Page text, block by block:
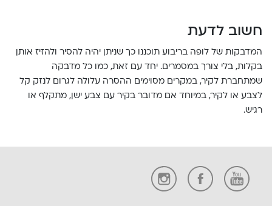
חשוב לדעת
המדבקות של לופה בריבוע תוכננו כך שניתן יהיה להסיר ולהזיז אותן
בקלות, בלי צורך במסמרים. יחד עם זאת, כמו כל מדבקה
שמתחברת לקיר, במקרים מסוימים ההסרה עלולה לגרום לנזק קל
לצבע או לקיר, במיוחד אם מדובר בקיר עם צבע ישן, מתקלף או
רגיש.